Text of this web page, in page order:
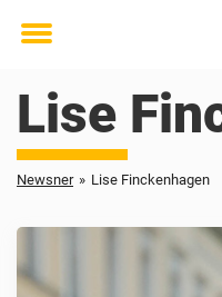
Toggle
Lise
Newsner » Lise Finckenhagen